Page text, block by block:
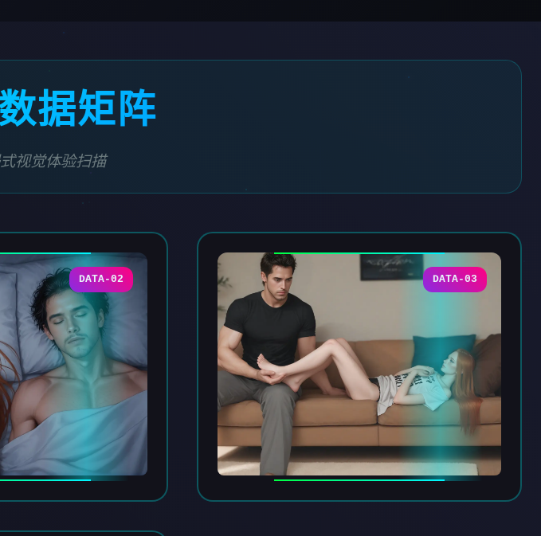
据矩阵
视觉体验扫描
DATA-02 DATA-03